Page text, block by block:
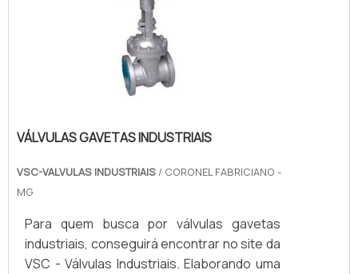
VÁLVULAS GAVETAS INDUSTRIAIS
VSC-VALVULAS INDUSTRIAIS / CORONEL FABRICIANO -
MG
Para quem busca por válvulas gavetas
industriais, conseguirá encontrar no site da
VSC - Válvulas Industriais. Elaborando uma